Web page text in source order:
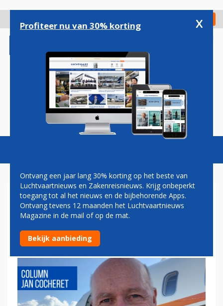
gaan
Check in
Magazine Podcasts Vacatures
PILOOT ZIJN IS HET
ALLERMOOISTE BEROEP DAT
ER BESTAAT
Profiteer nu van 30% korting x
Ontvang een jaar lang 30% korting op het beste van
Luchtvaartnieuws en Zakenreisnieuws. Krijg onbeperkt
toegang tot al het nieuws en de bijbehorende Apps.
Ontvang tevens 12 maanden het Luchtvaartnieuws
Magazine in de mail of op de mat.
Bekijk aanbieding